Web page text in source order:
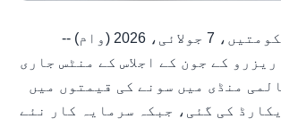
عالمی دارالحکومتیں، 7 جولائی، 2026 (وام) --
کے جون کے اجلاس کے منٹس جاری
منڈی میں سونے کی قیمتوں میں
کی گئی، جبکہ سرمایہ کار نئے